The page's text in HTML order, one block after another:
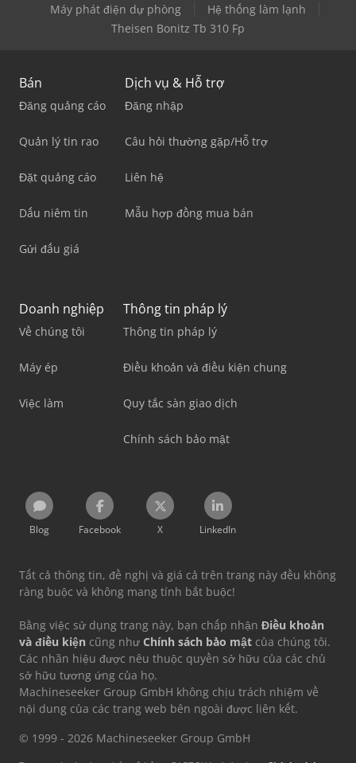
Máy phát điện dự phòng
Hệ thống làm lạnh
Theisen Bonitz Tb 310 Fp
Bán
Đăng quảng cáo
Quản lý tin rao
Đặt quảng cáo
Dấu niêm tin
Gửi đấu giá
Dịch vụ & Hỗ trợ
Đăng nhập
Câu hỏi thường gặp/Hỗ trợ
Liên hệ
Mẫu hợp đồng mua bán
Doanh nghiệp
Về chúng tôi
Máy ép
Việc làm
Thông tin pháp lý
Thông tin pháp lý
Điều khoản và điều kiện chung
Quy tắc sàn giao dịch
Chính sách bảo mật
Blog Facebook X LinkedIn
Tất cả thông tin, đề nghị và giá cả trên trang này đều không
ràng buộc và không mang tính bắt buộc!
Bằng việc sử dụng trang này, bạn chấp nhận Điều khoản
và điều kiện cũng như Chính sách bảo mật của chúng tôi.
Các nhãn hiệu được nêu thuộc quyền sở hữu của các chủ
sở hữu tương ứng của họ.
Machineseeker Group GmbH không chịu trách nhiệm về
nội dung của các trang web bên ngoài được liên kết.
© 1999 - 2026 Machineseeker Group GmbH